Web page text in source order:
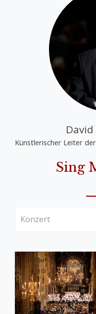
Künstlerischer Leiter
Sing